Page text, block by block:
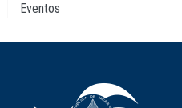
Eventos